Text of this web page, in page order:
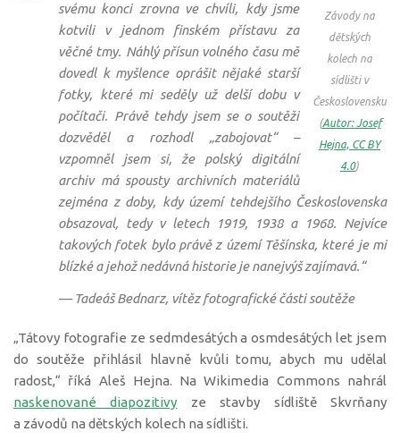
Závody na
dětských
kolech na
sídlišti v
Československu
(Autor: Josef
Hejna, CC BY
4.0)
svému konci zrovna ve chvíli, kdy jsme
kotvili v jednom finském přístavu za
věčné tmy. Náhlý přísun volného času mě
dovedl k myšlence oprášit nějaké starší
fotky, které mi seděly už delší dobu v
počítači. Právě tehdy jsem se o soutěži
dozvěděl a rozhodl „zabojovat“ –
vzpomněl jsem si, že polský digitální
archiv má spousty archivních materiálů
zejména z doby, kdy území tehdejšího Československa
obsazoval, tedy v letech 1919, 1938 a 1968. Nejvíce
takových fotek bylo právě z území Těšínska, které je mi
blízké a jehož nedávná historie je nanejvýš zajímavá.“
— Tadeáš Bednarz, vítěz fotografické části soutěže
„Tátovy fotografie ze sedmdesátých a osmdesátých let jsem
do soutěže přihlásil hlavně kvůli tomu, abych mu udělal
radost,“ říká Aleš Hejna. Na Wikimedia Commons nahrál
naskenované diapozitivy ze stavby sídliště Skvrňany
a závodů na dětských kolech na sídlišti.